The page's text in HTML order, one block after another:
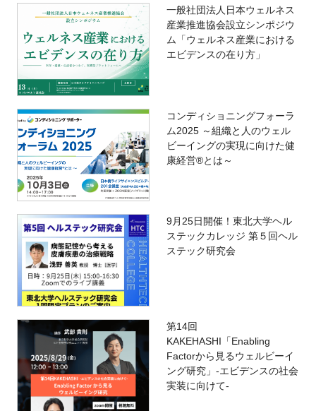
一般社団法人日本ウェルネス
産業推進協会設立シンポジウ
ム「ウェルネス産業における
エビデンスの在り方」
コンディショニングフォーラ
ム2025 ～組織と人のウェル
ビーイングの実現に向けた健
康経営®とは～
9月25日開催！東北大学ヘル
ステックカレッジ 第５回ヘル
ステック研究会
第14回
KAKEHASHI「Enabling
Factorから見るウェルビーイ
ング研究」-エビデンスの社会
実装に向けて-